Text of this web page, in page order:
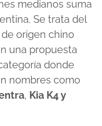
medianos suma
Se trata del
origen chino
una propuesta
donde
nombres como
, Kia K4 y